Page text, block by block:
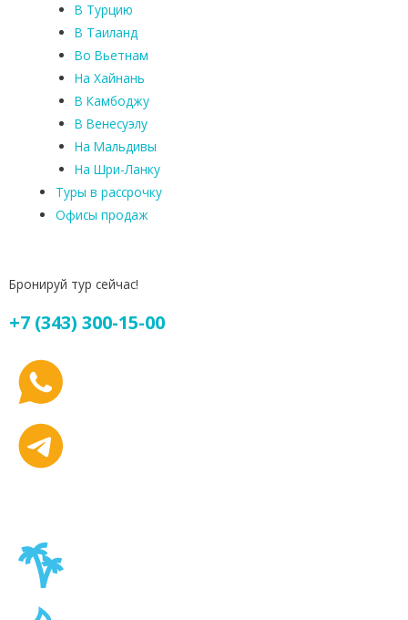
В Турцию
В Таиланд
Во Вьетнам
На Хайнань
В Камбоджу
В Венесуэлу
На Мальдивы
На Шри-Ланку
Туры в рассрочку
Офисы продаж
Бронируй тур сейчас!
+7 (343) 300-15-00